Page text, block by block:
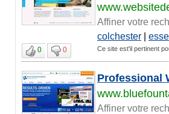
Affiner votre
colchester |
0 0 Ce site est'il pertinent
Professional
Affiner votre